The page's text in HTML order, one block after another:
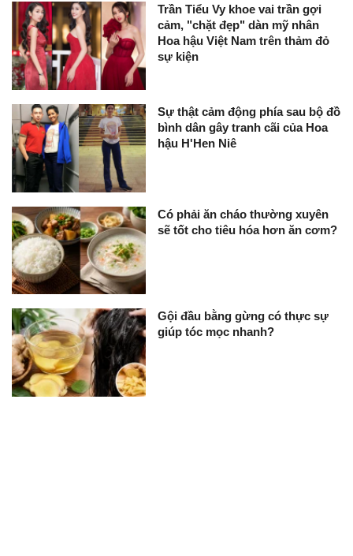
Trần Tiểu Vy khoe vai trần gợi
cảm, "chặt đẹp" dàn mỹ nhân
Hoa hậu Việt Nam trên thảm đỏ
sự kiện
Sự thật cảm động phía sau bộ đồ
bình dân gây tranh cãi của Hoa
hậu H'Hen Niê
Có phải ăn cháo thường xuyên
sẽ tốt cho tiêu hóa hơn ăn cơm?
Gội đầu bằng gừng có thực sự
giúp tóc mọc nhanh?